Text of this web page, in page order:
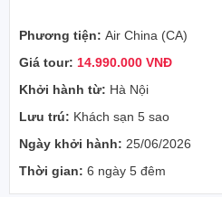
Phương tiện: Air China (CA)
Giá tour: 14.990.000 VNĐ
Khởi hành từ: Hà Nội
Lưu trú: Khách sạn 5 sao
Ngày khởi hành: 25/06/2026
Thời gian: 6 ngày 5 đêm